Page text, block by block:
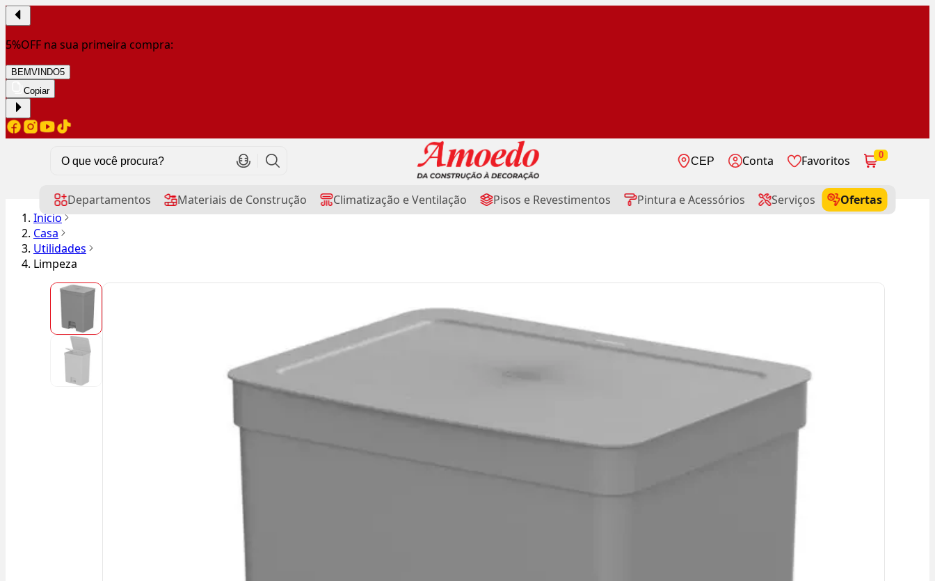
5%OFF na sua primeira compra:
BEMVINDO5
Copiar
CEP Conta Favoritos 0
Departamentos Materiais de Construção Climatização e Ventilação Pisos e Revestimentos Pintura e Acessórios Serviços
Ofertas
Início
Casa
Utilidades
Limpeza